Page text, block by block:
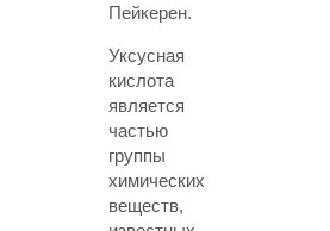
Пейкерен.
Уксусная
кислота
является
частью
группы
химических
веществ,